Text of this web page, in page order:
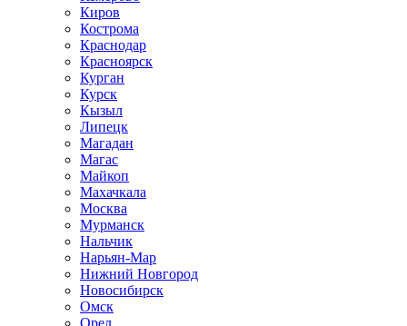
Киров
Кострома
Краснодар
Красноярск
Курган
Курск
Кызыл
Липецк
Магадан
Магас
Майкоп
Махачкала
Москва
Мурманск
Нальчик
Нарьян-Мар
Нижний Новгород
Новосибирск
Омск
Орел